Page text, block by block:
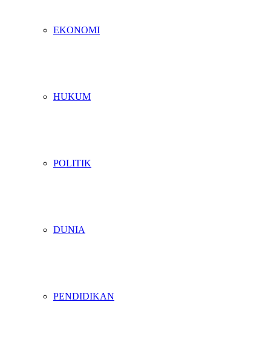
EKONOMI
HUKUM
POLITIK
DUNIA
PENDIDIKAN